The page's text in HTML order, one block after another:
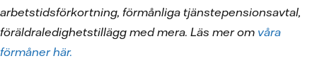
arbetstidsförkortning, förmånliga tjänstepensionsavtal,
föräldraledighetstillägg med mera. Läs mer om våra
förmåner här.